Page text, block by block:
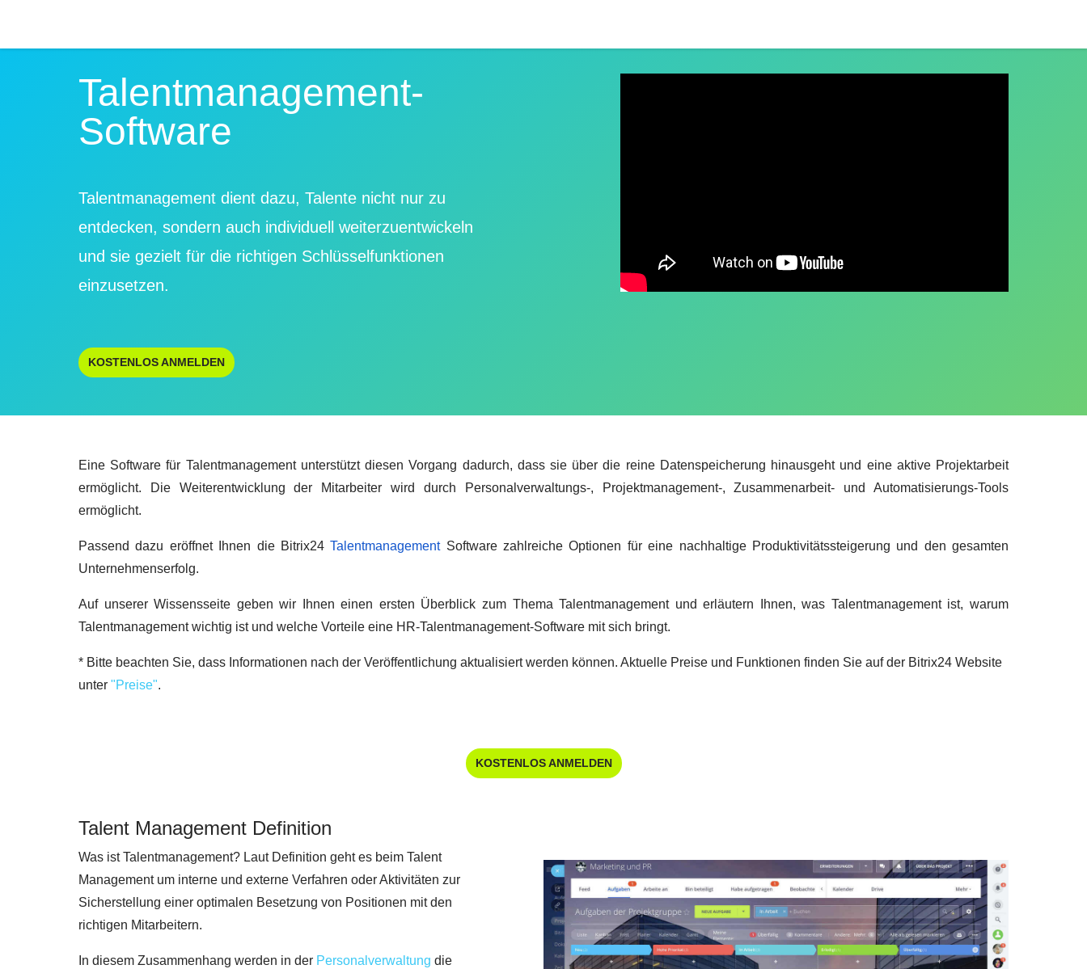
Talentmanagement-
Software
Talentmanagement dient dazu, Talente nicht nur zu
entdecken, sondern auch individuell weiterzuentwickeln
und sie gezielt für die richtigen Schlüsselfunktionen
einzusetzen.
KOSTENLOS ANMELDEN
Eine Software für Talentmanagement unterstützt diesen Vorgang dadurch, dass sie über die reine Datenspeicherung hinausgeht und eine aktive Projektarbeit
ermöglicht. Die Weiterentwicklung der Mitarbeiter wird durch Personalverwaltungs-, Projektmanagement-, Zusammenarbeit- und Automatisierungs-Tools
ermöglicht.
Passend dazu eröffnet Ihnen die Bitrix24TalentmanagementSoftware zahlreiche Optionen für eine nachhaltige Produktivitätssteigerung und den gesamten
Unternehmenserfolg.
Auf unserer Wissensseite geben wir Ihnen einen ersten Überblick zum Thema Talentmanagement und erläutern Ihnen, was Talentmanagement ist, warum
Talentmanagement wichtig ist und welche Vorteile eine HR-Talentmanagement-Software mit sich bringt.
* Bitte beachten Sie, dass Informationen nach der Veröffentlichung aktualisiert werden können. Aktuelle Preise und Funktionen finden Sie auf der Bitrix24 Website
unter "Preise".
KOSTENLOS ANMELDEN
Talent Management Definition
Was ist Talentmanagement? Laut Definition geht es beim Talent
Management um interne und externe Verfahren oder Aktivitäten zur
Sicherstellung einer optimalen Besetzung von Positionen mit den
richtigen Mitarbeitern.
In diesem Zusammenhang werden in der Personalverwaltung die